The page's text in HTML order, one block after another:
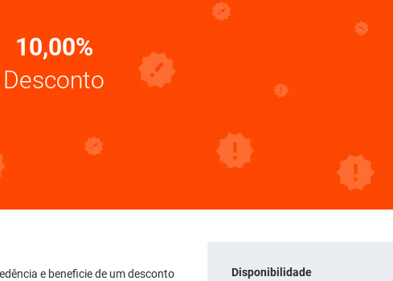
10,00%
Desconto
e beneficie de um desconto
Disponibilidade